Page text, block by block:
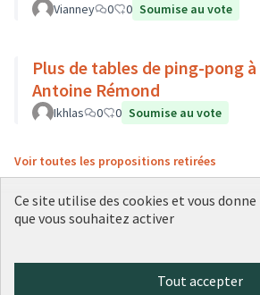
Vianney 0 0 Soumise au vote
Plus de tables de ping-pong
Antoine Rémond
Ikhlas 0 0 Soumise au vote
Voir toutes les propositions retirées
Ce site utilise des cookies et vous
que vous souhaitez activer
Tout accepter